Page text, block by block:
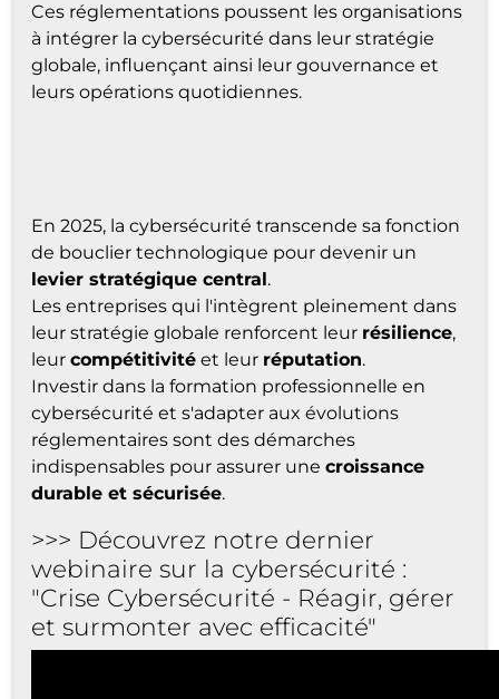
Ces réglementations poussent les organisations
à intégrer la cybersécurité dans leur stratégie
globale, influençant ainsi leur gouvernance et
leurs opérations quotidiennes.
En 2025, la cybersécurité transcende sa fonction
de bouclier technologique pour devenir un
levier stratégique central.
Les entreprises qui l'intègrent pleinement dans
leur stratégie globale renforcent leur résilience,
leur compétitivité et leur réputation.
Investir dans la formation professionnelle en
cybersécurité et s'adapter aux évolutions
réglementaires sont des démarches
indispensables pour assurer une croissance
durable et sécurisée.
>>> Découvrez notre dernier
webinaire sur la cybersécurité :
"Crise Cybersécurité - Réagir, gérer
et surmonter avec efficacité"